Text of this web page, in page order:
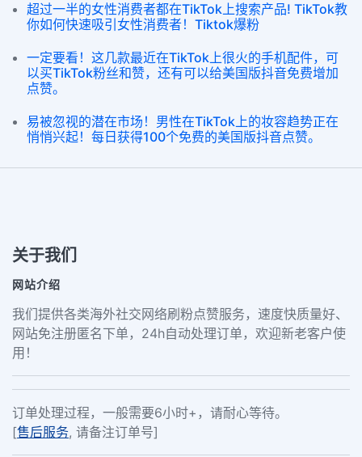
超过一半的女性消费者都在TikTok上搜索产品! TikTok教
你如何快速吸引女性消费者！Tiktok爆粉
一定要看！这几款最近在TikTok上很火的手机配件，可
以买TikTok粉丝和赞，还有可以给美国版抖音免费增加
点赞。
易被忽视的潜在市场！男性在TikTok上的妆容趋势正在
悄悄兴起！每日获得100个免费的美国版抖音点赞。
关于我们
网站介绍
我们提供各类海外社交网络刷粉点赞服务，速度快质量好、
网站免注册匿名下单，24h自动处理订单，欢迎新老客户使
用！
订单处理过程，一般需要6小时+，请耐心等待。
[售后服务, 请备注订单号]